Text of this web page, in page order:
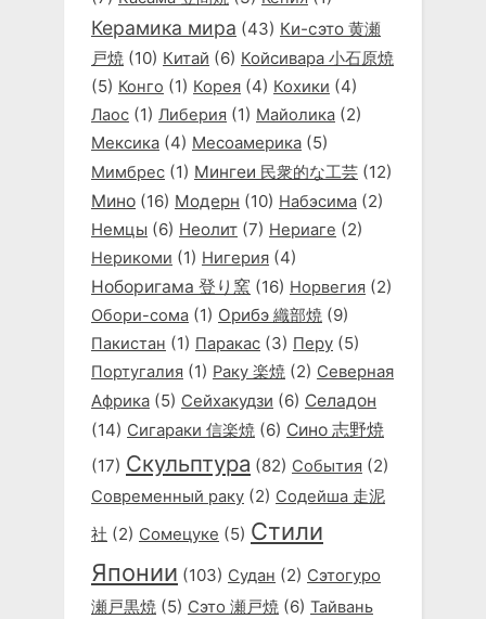
Керамика мира (43) Ки-сэто 黄瀬
戸焼 (10) Китай (6) Койсивара 小石原焼
(5) Конго (1) Корея (4) Кохики (4)
Лаос (1) Либерия (1) Майолика (2)
Мексика (4) Месоамерика (5)
Мимбрес (1) Мингеи 民衆的な工芸 (12)
Мино (16) Модерн (10) Набэсима (2)
Немцы (6) Неолит (7) Нериаге (2)
Нерикоми (1) Нигерия (4)
Ноборигама 登り窯 (16) Норвегия (2)
Обори-сома (1) Орибэ 織部焼 (9)
Пакистан (1) Паракас (3) Перу (5)
Португалия (1) Раку 楽焼 (2) Северная
Африка (5) Сейхакудзи (6) Селадон
(14) Сигараки 信楽焼 (6) Сино 志野焼
(17) Скульптура (82) События (2)
Современный раку (2) Содейша 走泥
社 (2) Сомецуке (5) Стили
Японии (103) Судан (2) Сэтогуро
瀬戸黒焼 (5) Сэто 瀬戸焼 (6) Тайвань